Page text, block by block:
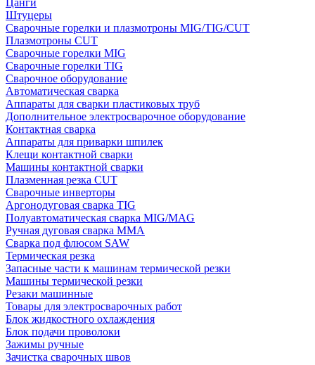
Цанги
Штуцеры
Сварочные горелки и плазмотроны MIG/TIG/CUT
Плазмотроны CUT
Сварочные горелки MIG
Сварочные горелки TIG
Сварочное оборудование
Автоматическая сварка
Аппараты для сварки пластиковых труб
Дополнительное электросварочное оборудование
Контактная сварка
Аппараты для приварки шпилек
Клещи контактной сварки
Машины контактной сварки
Плазменная резка CUT
Сварочные инверторы
Аргонодуговая сварка TIG
Полуавтоматическая сварка MIG/MAG
Ручная дуговая сварка MMA
Сварка под флюсом SAW
Термическая резка
Запасные части к машинам термической резки
Машины термической резки
Резаки машинные
Товары для электросварочных работ
Блок жидкостного охлаждения
Блок подачи проволоки
Зажимы ручные
Зачистка сварочных швов